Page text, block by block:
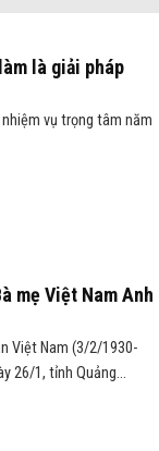
là giải pháp
vụ trọng tâm năm
mẹ Việt Nam Anh
Việt Nam (3/2/1930-
26/1, tỉnh Quảng...